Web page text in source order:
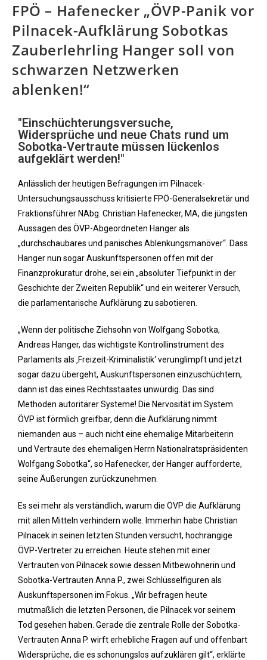
FPÖ – Hafenecker „ÖVP-Panik vor
Pilnacek-Aufklärung Sobotkas
Zauberlehrling Hanger soll von
schwarzen Netzwerken
ablenken!“
"Einschüchterungsversuche,
Widersprüche und neue Chats rund um
Sobotka-Vertraute müssen lückenlos
aufgeklärt werden!"
Anlässlich der heutigen Befragungen im Pilnacek-
Untersuchungsausschuss kritisierte FPÖ-Generalsekretär und
Fraktionsführer NAbg. Christian Hafenecker, MA, die jüngsten
Aussagen des ÖVP-Abgeordneten Hanger als
„durchschaubares und panisches Ablenkungsmanöver“. Dass
Hanger nun sogar Auskunftspersonen offen mit der
Finanzprokuratur drohe, sei ein „absoluter Tiefpunkt in der
Geschichte der Zweiten Republik“ und ein weiterer Versuch,
die parlamentarische Aufklärung zu sabotieren.
„Wenn der politische Ziehsohn von Wolfgang Sobotka,
Andreas Hanger, das wichtigste Kontrollinstrument des
Parlaments als ‚Freizeit-Kriminalistik‘ verunglimpft und jetzt
sogar dazu übergeht, Auskunftspersonen einzuschüchtern,
dann ist das eines Rechtsstaates unwürdig. Das sind
Methoden autoritärer Systeme! Die Nervosität im System
ÖVP ist förmlich greifbar, denn die Aufklärung nimmt
niemanden aus – auch nicht eine ehemalige Mitarbeiterin
und Vertraute des ehemaligen Herrn Nationalratspräsidenten
Wolfgang Sobotka“, so Hafenecker, der Hanger aufforderte,
seine Äußerungen zurückzunehmen.
Es sei mehr als verständlich, warum die ÖVP die Aufklärung
mit allen Mitteln verhindern wolle. Immerhin habe Christian
Pilnacek in seinen letzten Stunden versucht, hochrangige
ÖVP-Vertreter zu erreichen. Heute stehen mit einer
Vertrauten von Pilnacek sowie dessen Mitbewohnerin und
Sobotka-Vertrauten Anna P., zwei Schlüsselfiguren als
Auskunftspersonen im Fokus. „Wir befragen heute
mutmaßlich die letzten Personen, die Pilnacek vor seinem
Tod gesehen haben. Gerade die zentrale Rolle der Sobotka-
Vertrauten Anna P. wirft erhebliche Fragen auf und offenbart
Widersprüche, die es schonungslos aufzuklären gilt“, erklärte